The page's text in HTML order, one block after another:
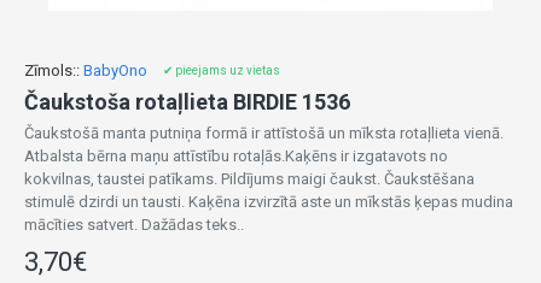
Zīmols:: BabyOno ✔ pieejams uz vietas
Čaukstoša rotaļlieta BIRDIE 1536
Čaukstošā manta putniņa formā ir attīstošā un mīksta rotaļlieta vienā.
Atbalsta bērna maņu attīstību rotaļās.Kaķēns ir izgatavots no
kokvilnas, taustei patīkams. Pildījums maigi čaukst. Čaukstēšana
stimulē dzirdi un tausti. Kaķēna izvirzītā aste un mīkstās ķepas mudina
mācīties satvert. Dažādas teks..
3,70€